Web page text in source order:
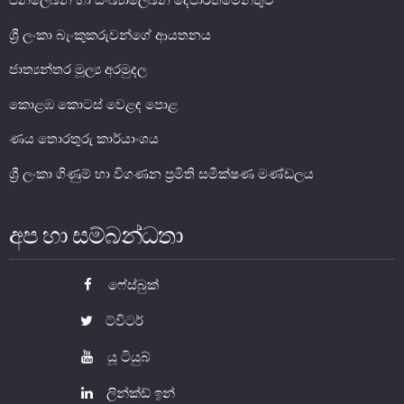
නෝට්ටු හා කාසි පිළිබඳ දැනුවත් වෙමු
ව්‍යවහාර මුදල් නෝට්ටු
සංසරණයේ පවතින කාසි
ව්‍යවහාර මුදල් කළමනාකරණය
ශ්‍රී ලංකා බැංකුකරුවන්ගේ ආයතනය
ජාත්‍යන්තර මූල්‍ය අරමුදල
කොළඹ කොටස් වෙළඳ පොළ
ණය තොරතුරු කාර්යාංශය
ශ්‍රී ලංකා ගිණුම් හා විගණන ප්‍රමිති සමීක්ෂණ මණ්ඩලය
අප හා සම්බන්ධතා
ෆේස්බුක්
ට්විටර්
යූ ටියුබ්
ලින්ක්ඩ් ඉන්